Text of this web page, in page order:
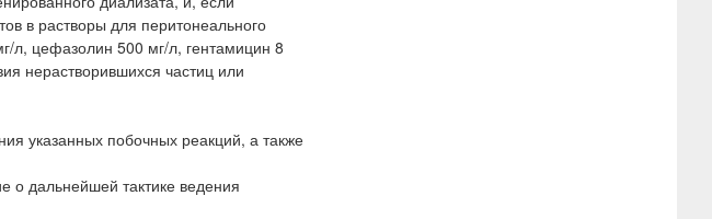
в растворы для перитонеального
л, цефазолин 500 мг/л, гентамицин 8
нерастворившихся частиц или
указанных побочных реакций, а также
о дальнейшей тактике ведения